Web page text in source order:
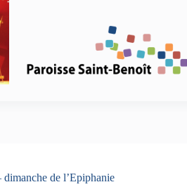
de l’Epiphanie